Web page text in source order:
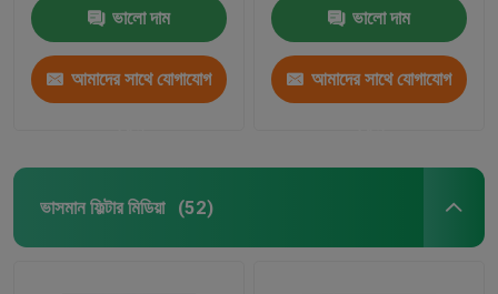
ভালো দাম
আমাদের সাথে যোগাযোগ
ভালো দাম
আমাদের সাথে যোগাযোগ
ভাসমান ফিল্টার মিডিয়া (52)